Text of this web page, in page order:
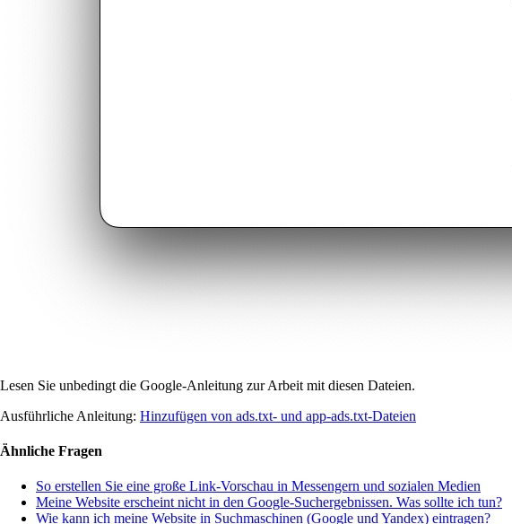
Lesen Sie unbedingt die Google-Anleitung zur Arbeit mit diesen Dateien.
Ausführliche Anleitung: Hinzufügen von ads.txt- und app-ads.txt-Dateien
Ähnliche Fragen
So erstellen Sie eine große Link-Vorschau in Messengern und sozialen Medien
Meine Website erscheint nicht in den Google-Suchergebnissen. Was sollte ich tun?
Wie kann ich meine Website in Suchmaschinen (Google und Yandex) eintragen?